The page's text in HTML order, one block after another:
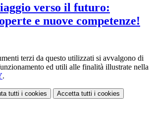
verso il futuro:
e nuove competenze!
terzi da questo utilizzati si avvalgono di
ed utili alle finalità illustrate nella
.
tutti i cookies Accetta tutti i cookies